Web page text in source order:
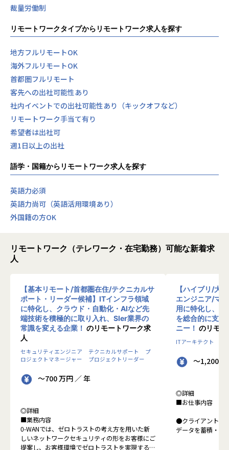
裁量労働制
リモートワークタイプからリモートワーク求人を探す
地方フルリモートOK
海外フルリモートOK
首都圏フルリモート
客先への出社可能性あり
社内イベントでの出社可能性あり（キックオフなど）
リモートワーク手当て有り
希望者は出社可
週1日以上の出社
語学・国籍からリモートワーク求人を探す
英語力必須
英語力尚可（英語活用環境あり）
外国籍の方OK
リモートワーク（テレワーク・在宅勤務）可能な新着求
人
【基本リモート/首都圏在住/テクニカルサ
ポート・リーダー候補】ITインフラ領域
に特化し、クラウド・自動化・AIなど先
端技術を積極的に取り入れ、SIer業界の
常識を変える企業！ のリモートワーク求
人
セキュリティエンジニア テクニカルサポート
プ
ロジェクトマネージャー
プロジェクトリーダー
～700 万円 ／ 年
◎詳細
■業務内容
0-WANでは、ゼロトラストの考え方を用いた新
しいネットワークセキュリティの形をお客様にご
提案し、お客様環境でゼロトラストを実現するた
【ハイブリ/大
エンジニア/マ
用に特化し、
を総合的に支援
ニー！ のリモ
ITアーキテクト
～1,200
◎詳細
■お仕事内容
●クライアントの
データを蓄積・加